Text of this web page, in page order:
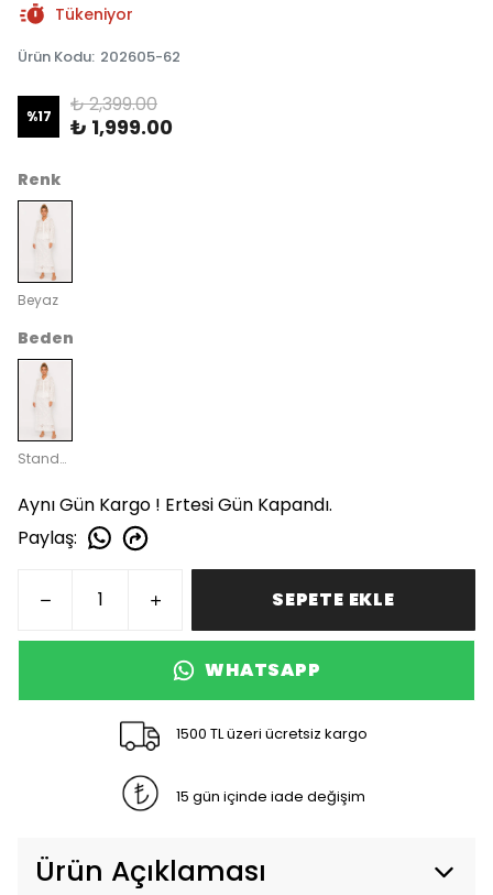
Tükeniyor
Ürün Kodu: 202605-62
%17 ₺ 2,399.00
₺ 1,999.00
Renk
Beyaz
Beden
Standart
Aynı Gün Kargo ! Ertesi Gün Kapandı.
Paylaş:
SEPETE EKLE
WHATSAPP
1500 TL üzeri ücretsiz kargo
15 gün içinde iade değişim
Ürün Açıklaması